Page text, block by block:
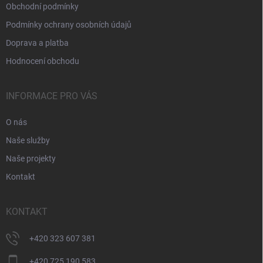
Obchodní podmínky
Podmínky ochrany osobních údajů
Doprava a platba
Hodnocení obchodu
INFORMACE PRO VÁS
O nás
Naše služby
Naše projekty
Kontakt
KONTAKT
+420 323 607 381